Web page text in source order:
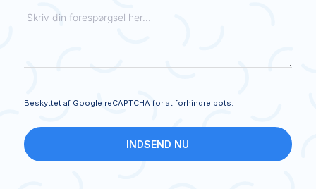
Beskyttet af Google reCAPTCHA for at forhindre bots.
INDSEND NU